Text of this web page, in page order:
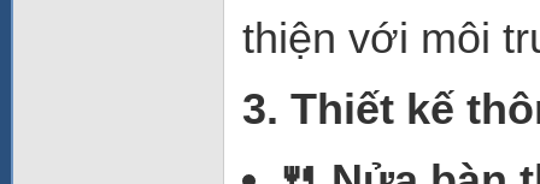
thiện với môi
3. Thiết kế